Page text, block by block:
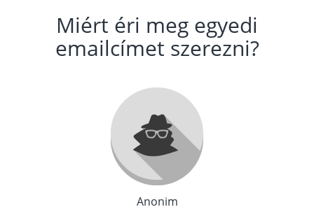
Miért éri meg egyedi
emailcímet szerezni?
Anonim